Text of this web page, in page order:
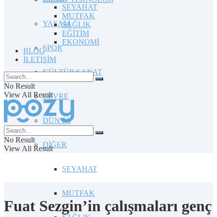
YAŞAM
SPOR
KÜLTÜR/SANAT
ÇEVRE
DÜNYA
DİĞER
SEYAHAT
MUTFAK
SEYAHAT
MUTFAK
SAĞLIK
EĞİTİM
EKONOMİ
BLOG
İLETİŞİM
No Result
View All Result
No Result
View All Result
Fuat Sezgin’in çalışmaları genç